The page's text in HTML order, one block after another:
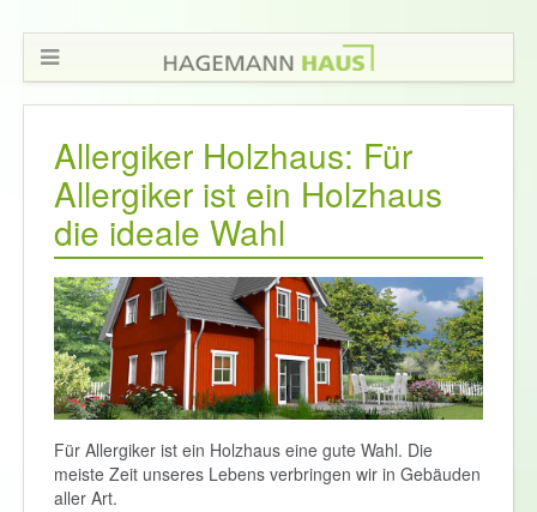
Allergiker Holzhaus: Für
Allergiker ist ein Holzhaus
die ideale Wahl
Für Allergiker ist ein Holzhaus eine gute Wahl. Die
meiste Zeit unseres Lebens verbringen wir in Gebäuden
aller Art.